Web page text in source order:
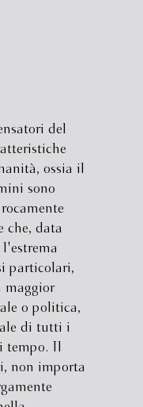
del
ossia il
sono
che, data
particolari,
maggior
o politica,
di tutti i
Il
non importa